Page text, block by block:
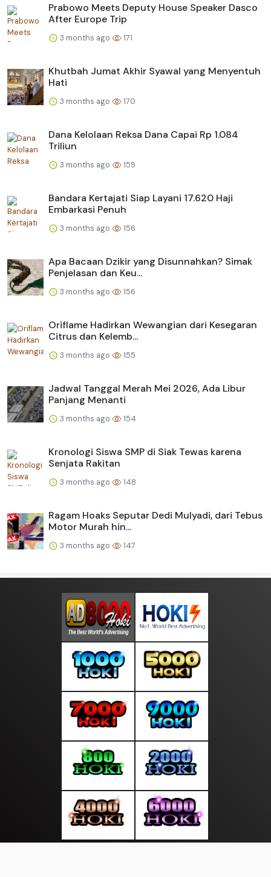
Prabowo Meets Deputy House Speaker Dasco
After Europe Trip
3 months ago 171
Khutbah Jumat Akhir Syawal yang Menyentuh
Hati
3 months ago 170
Dana Kelolaan Reksa Dana Capai Rp 1.084
Triliun
3 months ago 159
Bandara Kertajati Siap Layani 17.620 Haji
Embarkasi Penuh
3 months ago 156
Apa Bacaan Dzikir yang Disunnahkan? Simak
Penjelasan dan Keu...
3 months ago 156
Oriflame Hadirkan Wewangian dari Kesegaran
Citrus dan Kelemb...
3 months ago 155
Jadwal Tanggal Merah Mei 2026, Ada Libur
Panjang Menanti
3 months ago 154
Kronologi Siswa SMP di Siak Tewas karena
Senjata Rakitan
3 months ago 148
Ragam Hoaks Seputar Dedi Mulyadi, dari Tebus
Motor Murah hin...
3 months ago 147